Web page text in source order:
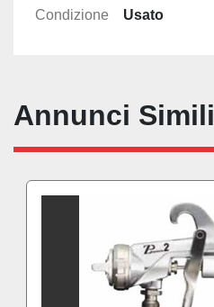
Condizione
Usato
Annunci Simili